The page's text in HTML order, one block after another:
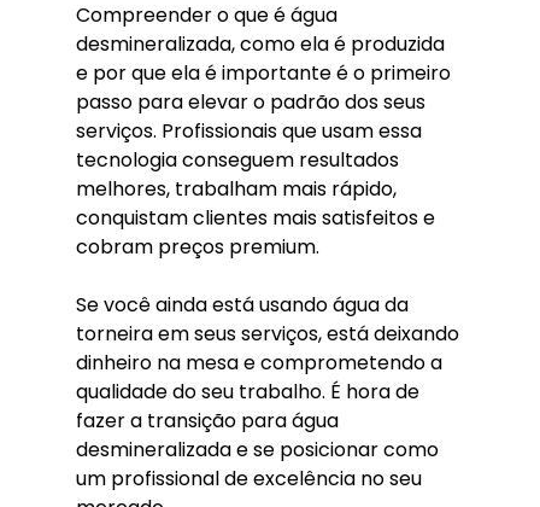
Compreender o que é água
desmineralizada, como ela é produzida
e por que ela é importante é o primeiro
passo para elevar o padrão dos seus
serviços. Profissionais que usam essa
tecnologia conseguem resultados
melhores, trabalham mais rápido,
conquistam clientes mais satisfeitos e
cobram preços premium.
Se você ainda está usando água da
torneira em seus serviços, está deixando
dinheiro na mesa e comprometendo a
qualidade do seu trabalho. É hora de
fazer a transição para água
desmineralizada e se posicionar como
um profissional de excelência no seu